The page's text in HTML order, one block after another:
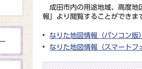
成田市内の用途地域、高度地
報」より閲覧することができま
なりた地図情報（パソコン版）
なりた地図情報（スマートフ